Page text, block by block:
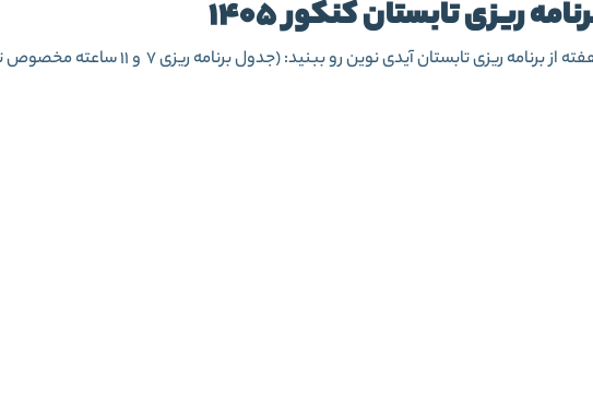
ریزی تابستان کنکور 1405
ریزی تابستان آیدی نوین رو ببنید: (جدول برنامه ریزی 7 و 11 ساعته مخصوص تابستان)